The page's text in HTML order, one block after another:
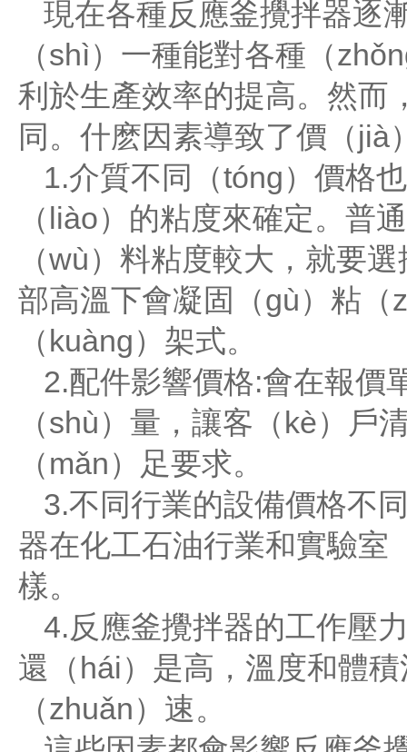
現在各種反應釜攪拌器逐
（shì）一種能對各種（
利於生產效率的提高。然而
同。什麽因素導致了價（
1.介質不同（tóng）價格
（liào）的粘度來確定。普
（wù）料粘度較大，就要
部高溫下會凝固（gù）粘
（kuàng）架式。
2.配件影響價格:會在報價
（shù）量，讓客（kè）戶
（mǎn）足要求。
3.不同行業的設備價格不
器在化工石油行業和實驗室
樣。
4.反應釜攪拌器的工作壓
還（hái）是高，溫度和體
（zhuǎn）速。